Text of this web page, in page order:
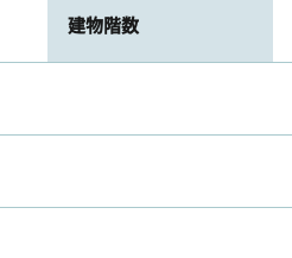
建物階数